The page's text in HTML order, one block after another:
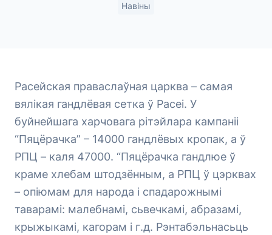
Навіны
Расейская праваслаўная царква – самая
вялікая гандлёвая сетка ў Расеі. У
буйнейшага харчовага рітэйлара кампаніі
“Пяцёрачка” – 14000 гандлёвых кропак, а ў
РПЦ – каля 47000. “Пяцёрачка гандлюе ў
краме хлебам штодзённым, а РПЦ ў цэрквах
– опіюмам для народа і спадарожнымі
таварамі: малебнамі, сьвечкамі, абразамі,
крыжыкамі, кагорам і г.д. Рэнтабэльнасьць